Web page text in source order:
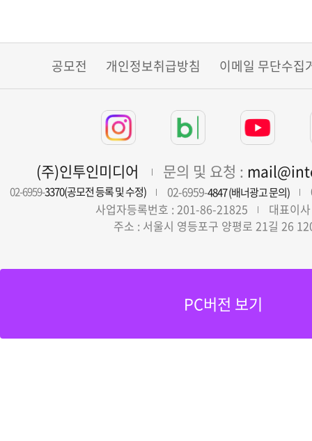
공모전 개인정보취급방침 이메일 무단수집
(주)인투인미디어 문의 및 요청 :
02-6959-3370(공모전 등록 및 수정) 02-6959-4847 (배너광고 문의)
사업자등록번호 : 201-86-21825
대표이
주소 : 서울시 영등포구 양평로 21길 26
PC버전 보기